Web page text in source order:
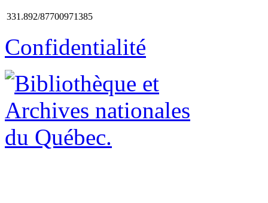
331.892/87700971385
Confidentialité